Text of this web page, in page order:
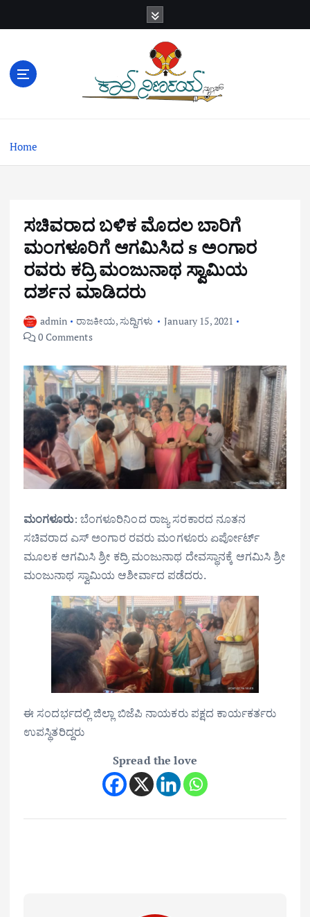
e
Home
ಸಚಿವರಾದ ಬಳಿಕ ಮೊದಲ ಬಾರಿಗೆ
ಮಂಗಳೂರಿಗೆ ಆಗಮಿಸಿದ s ಅಂಗಾರ
ರವರು ಕದ್ರಿ ಮಂಜುನಾಥ ಸ್ವಾಮಿಯ
ದರ್ಶನ ಮಾಡಿದರು
admin ರಾಜಕೀಯ,ಸುದ್ದಿಗಳು
January 15, 2021
0 Comments
ಮಂಗಳೂರು: ಬೆಂಗಳೂರಿನಿಂದ ರಾಜ್ಯ ಸರಕಾರದ ನೂತನ
ಸಚಿವರಾದ ಎಸ್ ಅಂಗಾರ ರವರು ಮಂಗಳೂರು ಏರ್ಪೋರ್ಟ್
ಮೂಲಕ ಆಗಮಿಸಿ ಶ್ರೀ ಕದ್ರಿ ಮಂಜುನಾಥ ದೇವಸ್ಥಾನಕ್ಕೆ ಆಗಮಿಸಿ ಶ್ರೀ
ಮಂಜುನಾಥ ಸ್ವಾಮಿಯ ಆಶೀರ್ವಾದ ಪಡೆದರು.
ಈ ಸಂದರ್ಭದಲ್ಲಿ ಜಿಲ್ಲಾ ಬಿಜೆಪಿ ನಾಯಕರು ಪಕ್ಷದ ಕಾರ್ಯಕರ್ತರು
ಉಪಸ್ಥಿತರಿದ್ದರು
Spread the love